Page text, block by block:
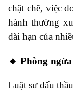
chặt chẽ, việc
hành thường
dài hạn của
🔹 Phòng
Luật sư đấu